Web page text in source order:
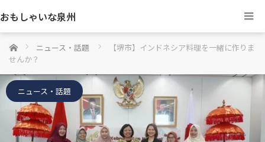
おもしゃいな泉州
ホーム ニュース・話題
【堺市】インドネシア料理を一緒に作りま
せんか？
ニュース・話題